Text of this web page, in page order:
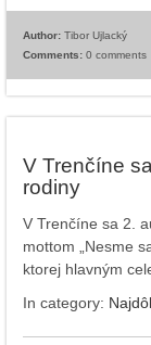
Author: Tibor Ujlacký
Comments: 0 comments
V Trenčíne
rodiny
V Trenčíne sa 2.
mottom „Nesme
ktorej hlavným
In category: